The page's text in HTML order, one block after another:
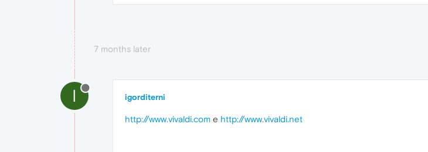
7 months later
I igorditerni
http://www.vivaldi.com e http://www.vivaldi.net